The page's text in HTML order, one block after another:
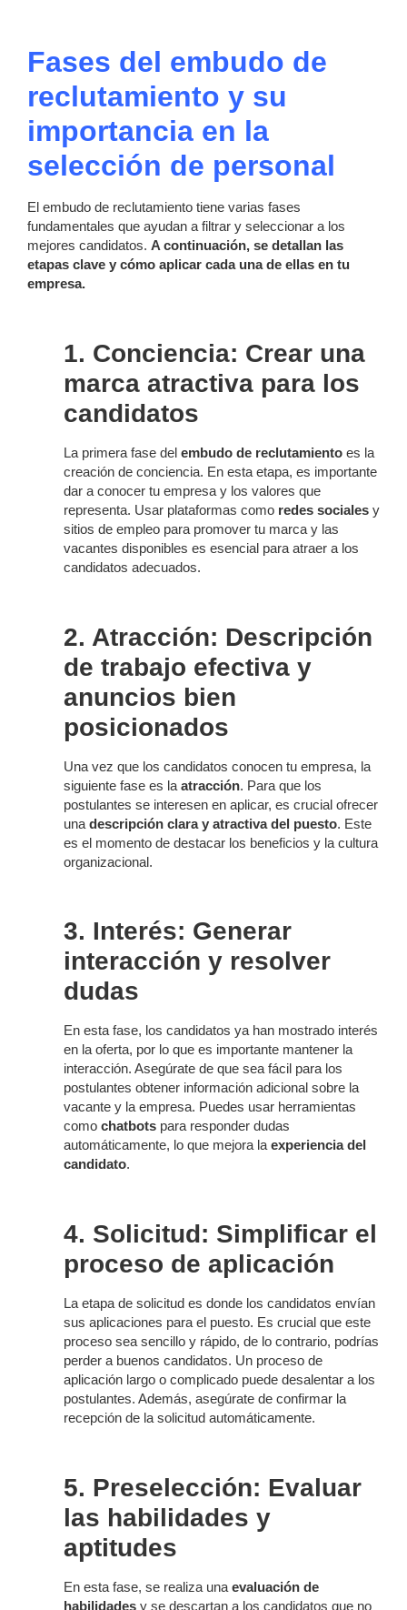
Fases del embudo de
reclutamiento y su
importancia en la
selección de personal
El embudo de reclutamiento tiene varias fases
fundamentales que ayudan a filtrar y seleccionar a los
mejores candidatos. A continuación, se detallan las
etapas clave y cómo aplicar cada una de ellas en tu
empresa.
1. Conciencia: Crear una
marca atractiva para los
candidatos
La primera fase del embudo de reclutamiento es la
creación de conciencia. En esta etapa, es importante
dar a conocer tu empresa y los valores que
representa. Usar plataformas como redes sociales y
sitios de empleo para promover tu marca y las
vacantes disponibles es esencial para atraer a los
candidatos adecuados.
2. Atracción: Descripción
de trabajo efectiva y
anuncios bien
posicionados
Una vez que los candidatos conocen tu empresa, la
siguiente fase es la atracción. Para que los
postulantes se interesen en aplicar, es crucial ofrecer
una descripción clara y atractiva del puesto. Este
es el momento de destacar los beneficios y la cultura
organizacional.
3. Interés: Generar
interacción y resolver
dudas
En esta fase, los candidatos ya han mostrado interés
en la oferta, por lo que es importante mantener la
interacción. Asegúrate de que sea fácil para los
postulantes obtener información adicional sobre la
vacante y la empresa. Puedes usar herramientas
como chatbots para responder dudas
automáticamente, lo que mejora la experiencia del
candidato.
4. Solicitud: Simplificar el
proceso de aplicación
La etapa de solicitud es donde los candidatos envían
sus aplicaciones para el puesto. Es crucial que este
proceso sea sencillo y rápido, de lo contrario, podrías
perder a buenos candidatos. Un proceso de
aplicación largo o complicado puede desalentar a los
postulantes. Además, asegúrate de confirmar la
recepción de la solicitud automáticamente.
5. Preselección: Evaluar
las habilidades y
aptitudes
En esta fase, se realiza una evaluación de
habilidades y se descartan a los candidatos que no